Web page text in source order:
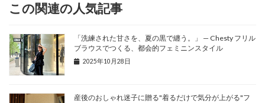
この関連の人気記事
「洗練された甘さを、夏の黒で纏う。」 — Chesty フリル
ブラウスでつくる、都会的フェミニンスタイル
2025年10月28日
産後のおしゃれ迷子に贈る"着るだけで気分が上がる"フ